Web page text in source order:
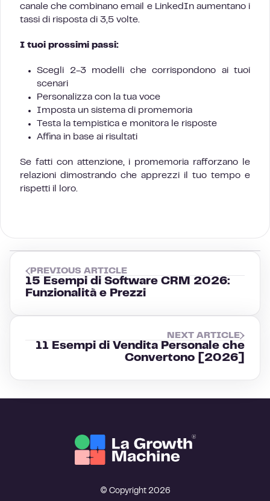
canale che combinano email e LinkedIn aumentano i
tassi di risposta di 3,5 volte.
I tuoi prossimi passi:
Scegli 2-3 modelli che corrispondono ai tuoi
scenari
Personalizza con la tua voce
Imposta un sistema di promemoria
Testa la tempistica e monitora le risposte
Affina in base ai risultati
Se fatti con attenzione, i promemoria rafforzano le
relazioni dimostrando che apprezzi il tuo tempo e
rispetti il loro.
PREVIOUS ARTICLE
15 Esempi di Software CRM 2026:
Funzionalità e Prezzi
NEXT ARTICLE
11 Esempi di Vendita Personale che
Convertono [2026]
© Copyright 2026